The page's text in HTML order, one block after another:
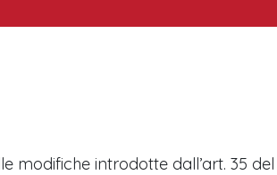
modifiche introdotte dall’art. 35